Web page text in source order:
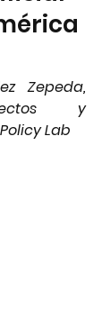
Zepeda,
y
Lab